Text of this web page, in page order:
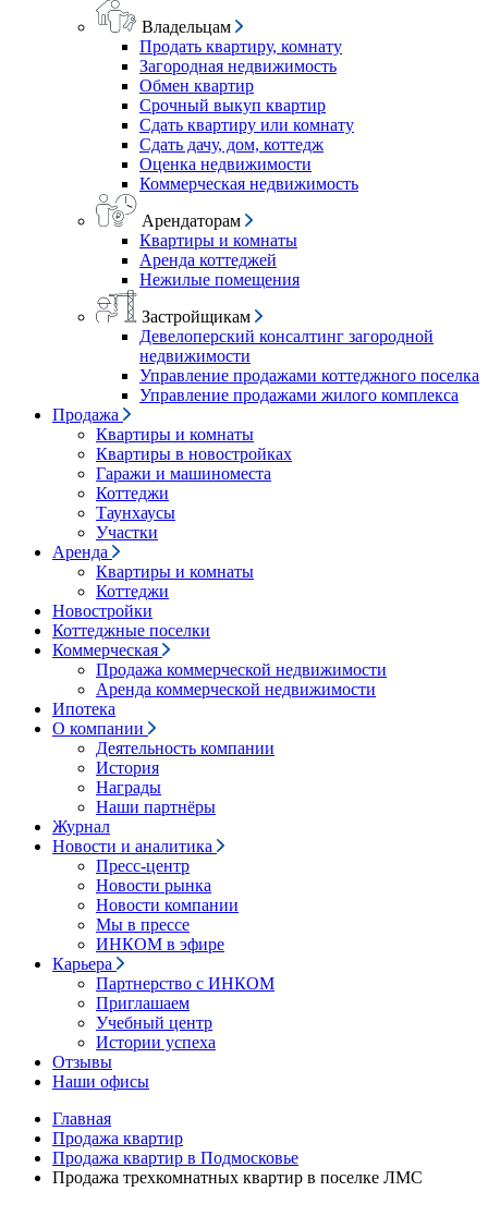
Владельцам
Продать квартиру, комнату
Загородная недвижимость
Обмен квартир
Срочный выкуп квартир
Сдать квартиру или комнату
Сдать дачу, дом, коттедж
Оценка недвижимости
Коммерческая недвижимость
Арендаторам
Квартиры и комнаты
Аренда коттеджей
Нежилые помещения
Застройщикам
Девелоперский консалтинг загородной
недвижимости
Управление продажами коттеджного поселка
Управление продажами жилого комплекса
Продажа
Квартиры и комнаты
Квартиры в новостройках
Гаражи и машиноместа
Коттеджи
Таунхаусы
Участки
Аренда
Квартиры и комнаты
Коттеджи
Новостройки
Коттеджные поселки
Коммерческая
Продажа коммерческой недвижимости
Аренда коммерческой недвижимости
Ипотека
О компании
Деятельность компании
История
Награды
Наши партнёры
Журнал
Новости и аналитика
Пресс-центр
Новости рынка
Новости компании
Мы в прессе
ИНКОМ в эфире
Карьера
Партнерство с ИНКОМ
Приглашаем
Учебный центр
Истории успеха
Отзывы
Наши офисы
Главная
Продажа квартир
Продажа квартир в Подмосковье
Продажа трехкомнатных квартир в поселке ЛМС